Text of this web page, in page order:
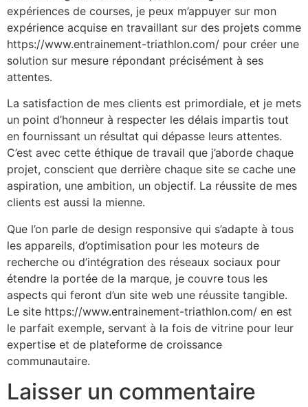
expériences de courses, je peux m’appuyer sur mon
expérience acquise en travaillant sur des projets comme
https://www.entrainement-triathlon.com/ pour créer une
solution sur mesure répondant précisément à ses
attentes.
La satisfaction de mes clients est primordiale, et je mets
un point d’honneur à respecter les délais impartis tout
en fournissant un résultat qui dépasse leurs attentes.
C’est avec cette éthique de travail que j’aborde chaque
projet, conscient que derrière chaque site se cache une
aspiration, une ambition, un objectif. La réussite de mes
clients est aussi la mienne.
Que l’on parle de design responsive qui s’adapte à tous
les appareils, d’optimisation pour les moteurs de
recherche ou d’intégration des réseaux sociaux pour
étendre la portée de la marque, je couvre tous les
aspects qui feront d’un site web une réussite tangible.
Le site https://www.entrainement-triathlon.com/ en est
le parfait exemple, servant à la fois de vitrine pour leur
expertise et de plateforme de croissance
communautaire.
Laisser un commentaire